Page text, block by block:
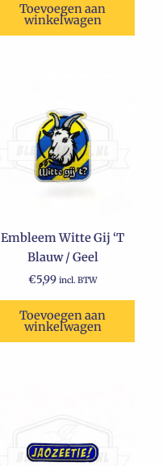
Toevoegen aan
winkelwagen
Embleem Witte Gij ‘T
Blauw / Geel
€5,99 incl. BTW
Toevoegen aan
winkelwagen